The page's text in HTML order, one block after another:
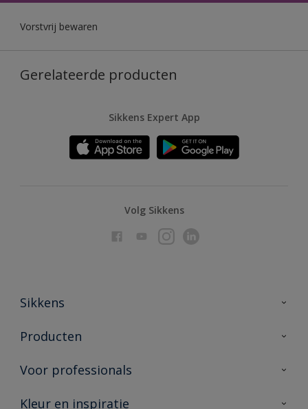
Vorstvrij bewaren
Gerelateerde producten
Sikkens Expert App
Volg Sikkens
Sikkens
Over Sikkens
Duurzaamheid
Producten
Producten voor binnen
Vind je verkooppunt
Voor professionals
Advies & service
Kleur en inspiratie